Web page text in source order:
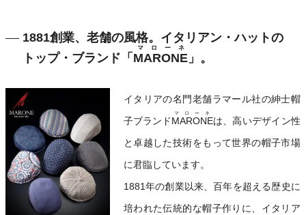
1881創業、老舗の風格。イタリアン・ハットの
トップ・ブランド「 MARONE
マローネ
」。
イタリアの名門老舗ラマール社の紳士帽
子ブランドMARONE
マローネ
は、高いデザイン性
と卓越した技術をもって世界の帽子市場
に君臨しています。
1881年の創業以来、百年を超える歴史に
培われた伝統的な帽子作りに、イタリア